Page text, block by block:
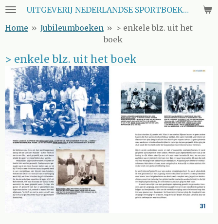
Ga
naar
hoofdinhoud
UITGEVERIJ NEDERLANDSE SPORTBOEKEN CLUB
Home » Jubileumboeken » > enkele blz. uit het
boek
> enkele blz. uit het boek